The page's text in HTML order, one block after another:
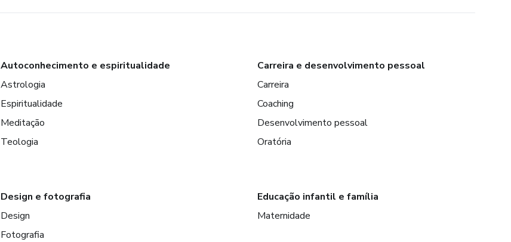
Autoconhecimento e espiritualidade
Astrologia
Espiritualidade
Meditação
Teologia
Carreira e desenvolvimento pessoal
Carreira
Coaching
Desenvolvimento pessoal
Oratória
Design e fotografia
Design
Fotografia
Educação infantil e família
Maternidade